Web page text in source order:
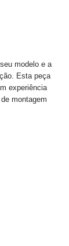
modelo e a
Esta peça
experiência
montagem